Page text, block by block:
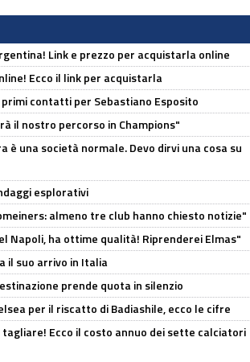
Link e prezzo per acquistarla online
Ecco il link per acquistarla
contatti per Sebastiano Esposito
il nostro percorso in Champions"
è una società normale. Devo dirvi una cosa su
esplorativi
almeno tre club hanno chiesto notizie"
Napoli, ha ottime qualità! Riprenderei Elmas"
il suo arrivo in Italia
prende quota in silenzio
per il riscatto di Badiashile, ecco le cifre
tagliare! Ecco il costo annuo dei sette calciatori